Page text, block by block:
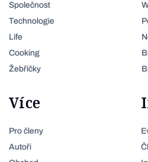
Společnost
Technologie
Life
Cooking
Žebříčky
Více
Pro členy
Autoři